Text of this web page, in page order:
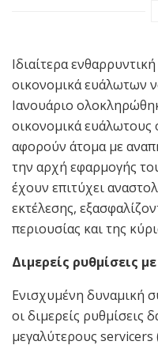
Ιδιαίτερα
οικονομικά ευάλωτων
Ιανουάριο
οικονομικά ευάλωτους
αφορούν άτομα με
την αρχή εφαρμογής
έχουν επιτύχει
εκτέλεσης,
περιουσίας και της
Διμερείς ρυθμίσεις
Ενισχυμένη δυναμική
οι διμερείς ρυθμίσεις
μεγαλύτερους